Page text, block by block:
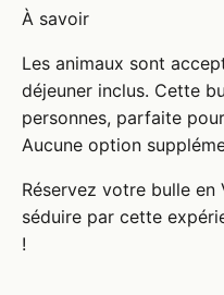
À savoir
Les animaux sont
déjeuner inclus. Cette
personnes, parfaite
Aucune option
Réservez votre bulle
séduire par cette
!